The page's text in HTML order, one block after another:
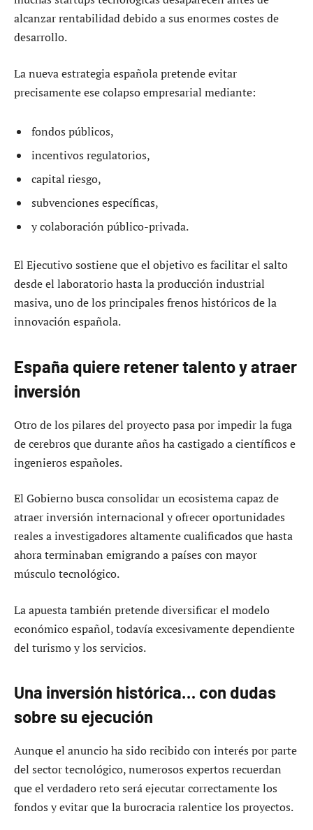
alcanzar rentabilidad debido a sus enormes costes de
desarrollo.
La nueva estrategia española pretende evitar
precisamente ese colapso empresarial mediante:
fondos públicos,
incentivos regulatorios,
capital riesgo,
subvenciones específicas,
y colaboración público-privada.
El Ejecutivo sostiene que el objetivo es facilitar el salto
desde el laboratorio hasta la producción industrial
masiva, uno de los principales frenos históricos de la
innovación española.
España quiere retener talento y atraer
inversión
Otro de los pilares del proyecto pasa por impedir la fuga
de cerebros que durante años ha castigado a científicos e
ingenieros españoles.
El Gobierno busca consolidar un ecosistema capaz de
atraer inversión internacional y ofrecer oportunidades
reales a investigadores altamente cualificados que hasta
ahora terminaban emigrando a países con mayor
músculo tecnológico.
La apuesta también pretende diversificar el modelo
económico español, todavía excesivamente dependiente
del turismo y los servicios.
Una inversión histórica… con dudas
sobre su ejecución
Aunque el anuncio ha sido recibido con interés por parte
del sector tecnológico, numerosos expertos recuerdan
que el verdadero reto será ejecutar correctamente los
fondos y evitar que la burocracia ralentice los proyectos.